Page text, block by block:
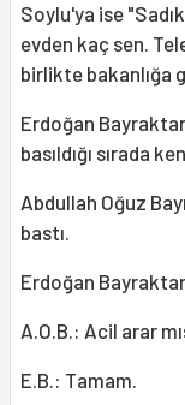
Soylu'ya ise
evden kaç sen.
birlikte bakanlığa
Erdoğan
basıldığı sırada
Abdullah Oğuz
bastı.
Erdoğan
A.O.B.: Acil arar
E.B.: Tamam.